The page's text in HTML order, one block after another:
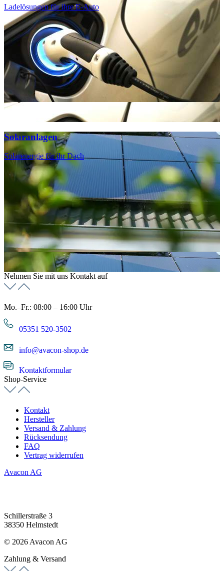
Ladelösungen für ihre E-Auto
Solaranlagen
Solarenergie für ihr Dach
Nehmen Sie mit uns Kontakt auf
Mo.–Fr.: 08:00 – 16:00 Uhr
05351 520-3502
info@avacon-shop.de
Kontaktformular
Shop-Service
Kontakt
Hersteller
Versand & Zahlung
Rücksendung
FAQ
Vertrag widerrufen
Avacon AG
Schillerstraße 3
38350 Helmstedt
© 2026 Avacon AG
Zahlung & Versand